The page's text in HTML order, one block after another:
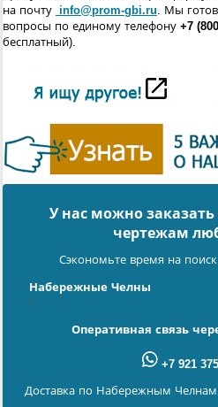
на почту info@prom-gbi.ru. Мы
вопросы по единому телефону +7
бесплатный).
У нас можно заказать
чертежам
Сэкономьте время на
Набережные Челны
Оперативная связь
+7 921
Доставка по Набережным